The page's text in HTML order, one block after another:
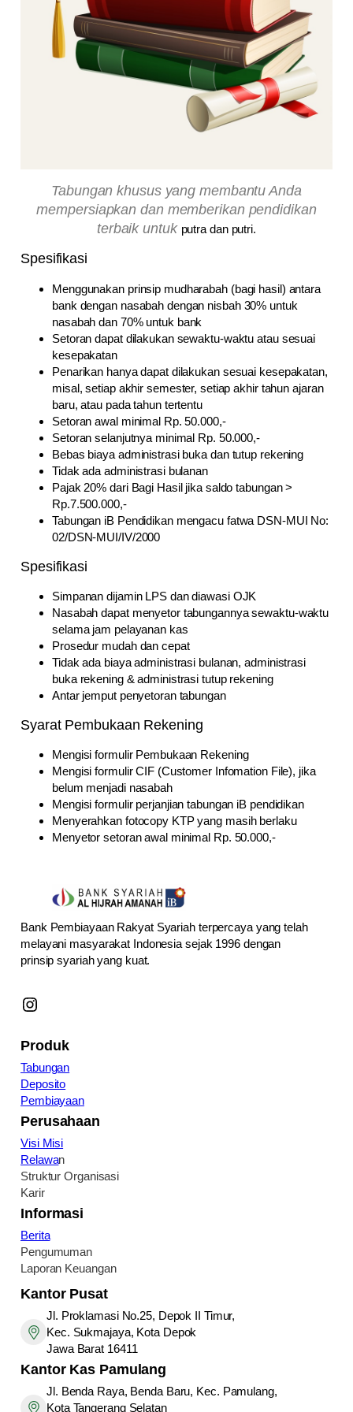
Tabungan khusus yang membantu Anda
mempersiapkan dan memberikan pendidikan
terbaik untuk putra dan putri.
Spesifikasi
Menggunakan prinsip mudharabah (bagi hasil) antara
bank dengan nasabah dengan nisbah 30% untuk
nasabah dan 70% untuk bank
Setoran dapat dilakukan sewaktu-waktu atau sesuai
kesepakatan
Penarikan hanya dapat dilakukan sesuai kesepakatan,
misal, setiap akhir semester, setiap akhir tahun ajaran
baru, atau pada tahun tertentu
Setoran awal minimal Rp. 50.000,-
Setoran selanjutnya minimal Rp. 50.000,-
Bebas biaya administrasi buka dan tutup rekening
Tidak ada administrasi bulanan
Pajak 20% dari Bagi Hasil jika saldo tabungan >
Rp.7.500.000,-
Tabungan iB Pendidikan mengacu fatwa DSN-MUI No:
02/DSN-MUI/IV/2000
Spesifikasi
Simpanan dijamin LPS dan diawasi OJK
Nasabah dapat menyetor tabungannya sewaktu-waktu
selama jam pelayanan kas
Prosedur mudah dan cepat
Tidak ada biaya administrasi bulanan, administrasi
buka rekening & administrasi tutup rekening
Antar jemput penyetoran tabungan
Syarat Pembukaan Rekening
Mengisi formulir Pembukaan Rekening
Mengisi formulir CIF (Customer Infomation File), jika
belum menjadi nasabah
Mengisi formulir perjanjian tabungan iB pendidikan
Menyerahkan fotocopy KTP yang masih berlaku
Menyetor setoran awal minimal Rp. 50.000,-
Bank Pembiayaan Rakyat Syariah terpercaya yang telah
melayani masyarakat Indonesia sejak 1996 dengan
prinsip syariah yang kuat.
Instagram
Produk
Tabungan
Deposito
Pembiayaan
Perusahaan
Visi Misi
Relawan
Struktur Organisasi
Karir
Informasi
Berita
Pengumuman
Laporan Keuangan
Kantor Pusat
Jl. Proklamasi No.25, Depok II Timur,
Kec. Sukmajaya, Kota Depok
Jawa Barat 16411
Kantor Kas Pamulang
Jl. Benda Raya, Benda Baru, Kec. Pamulang,
Kota Tangerang Selatan